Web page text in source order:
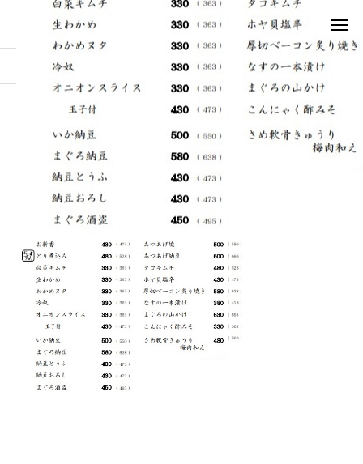
お知らせ
2022.11.16